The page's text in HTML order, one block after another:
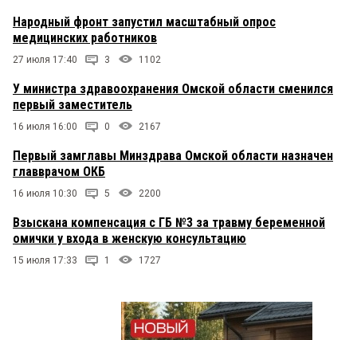
Народный фронт запустил масштабный опрос
медицинских работников
27 июля 17:40 3 1102
У министра здравоохранения Омской области сменился
первый заместитель
16 июля 16:00 0 2167
Первый замглавы Минздрава Омской области назначен
главврачом ОКБ
16 июля 10:30 5 2200
Взыскана компенсация с ГБ №3 за травму беременной
омички у входа в женскую консультацию
15 июля 17:33 1 1727